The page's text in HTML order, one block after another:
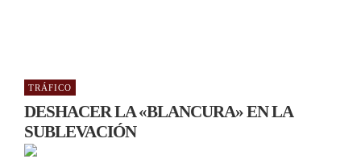
TRÁFICO
DESHACER LA «BLANCURA» EN LA
SUBLEVACIÓN